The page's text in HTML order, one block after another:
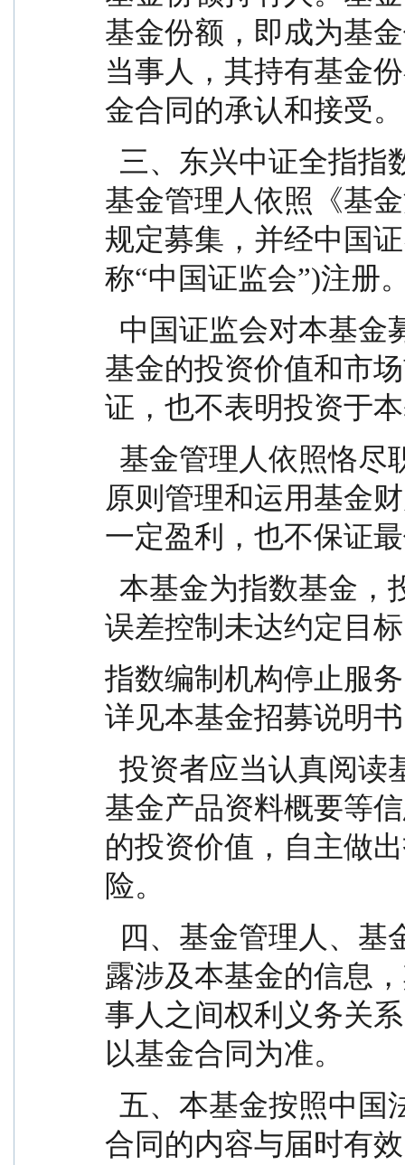
基金份额，即成为基
当事人，其持有基金
金合同的承认和接受。
基金管理人依照《基
规定募集，并经中国
称“中国证监会”)注册
基金的投资价值和市
证，也不表明投资于
原则管理和运用基金
一定盈利，也不保证
误差控制未达约定目
指数编制机构停止服
详见本基金招募说明
基金产品资料概要等
的投资价值，自主做
险。
露涉及本基金的信息
事人之间权利义务关
以基金合同为准。
合同的内容与届时有